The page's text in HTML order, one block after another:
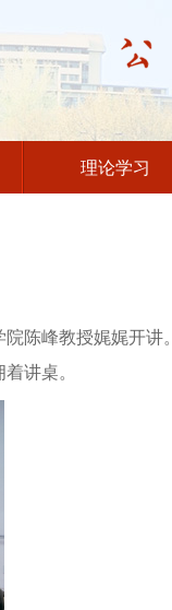
理论学习
陈峰教授娓娓开讲。
讲桌。